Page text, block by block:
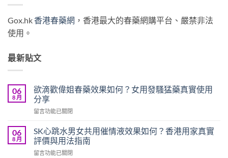
Gox.hk香港春藥網 ，香港最大的春藥網購平台、嚴禁非法
使用。
最新貼文
06
8 月
欲滴歡偉姐春藥效果如何？女用發騷猛藥真實使用
分享
在
滴
歡
偉
姐
留言功能已關閉
06
8 月
SK心跳水男女共用催情液效果如何？香港用家真實
評價與用法指南
在
留言功能已關閉